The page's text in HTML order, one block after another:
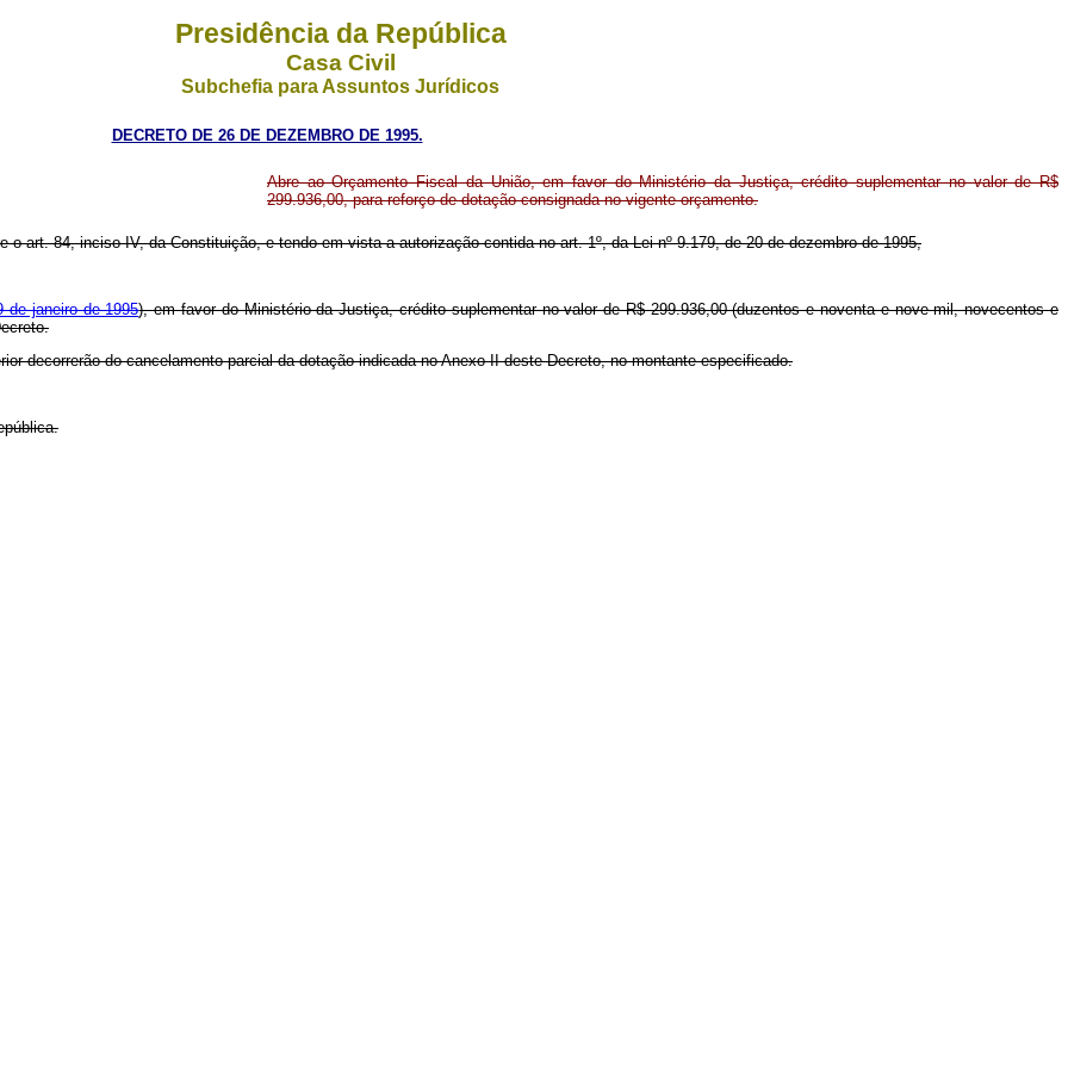
Presidência da República
Casa Civil
Subchefia para Assuntos Jurídicos
DECRETO DE 26 DE DEZEMBRO DE 1995.
Abre ao Orçamento Fiscal da União, em favor do Ministério da Justiça, crédito suplementar no valor de R$
299.936,00, para reforço de dotação consignada no vigente orçamento.
o art. 84, inciso IV, da Constituição, e tendo em vista a autorização contida no art. 1º, da Lei nº 9.179, de 20 de dezembro de 1995,
de janeiro de 1995), em favor do Ministério da Justiça, crédito suplementar no valor de R$ 299.936,00 (duzentos e noventa e nove mil, novecentos e
decorrerão do cancelamento parcial da dotação indicada no Anexo II deste Decreto, no montante especificado.